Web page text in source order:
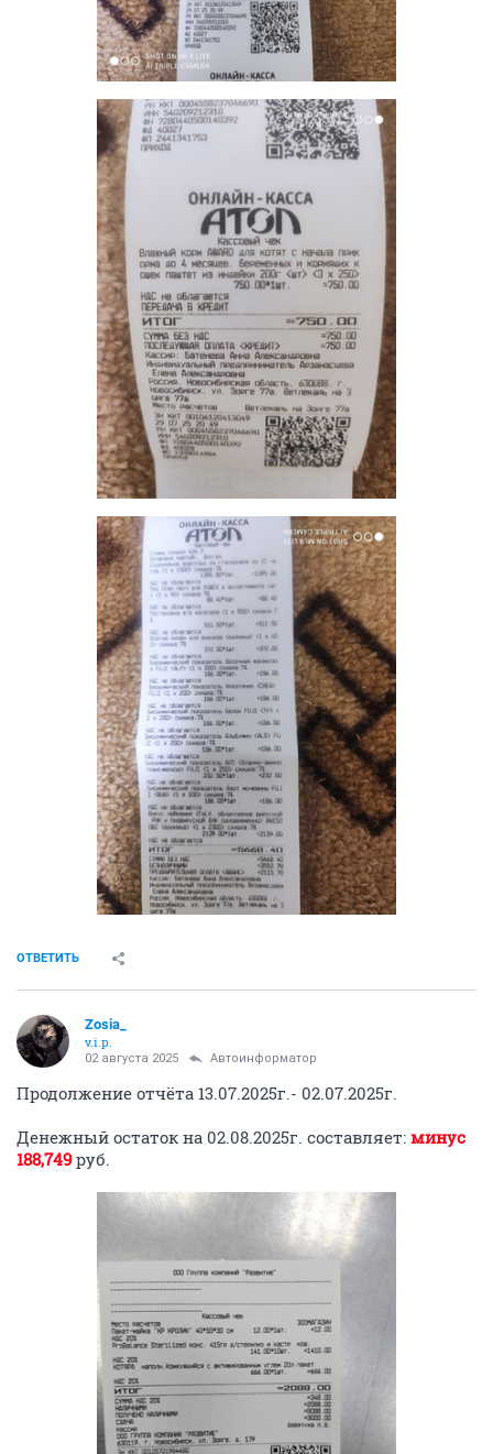
ОТВЕТИТЬ
Zosia_
v.i.p.
02 августа 2025 Автоинформатор
Продолжение отчёта 13.07.2025г.- 02.07.2025г.
Денежный остаток на 02.08.2025г. составляет: минус
188,749 руб.